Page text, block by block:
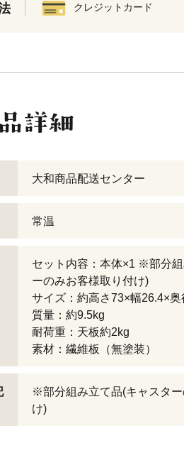
クレジットカード
大和商品配送センター
常温
セット内容：本体×1 ※部分
ーのみお客様取り付け)
サイズ：約高さ73×幅26.4×奥
質量：約9.5kg
耐荷重：天板約2kg
素材：繊維板（無塗装）
※部分組み立て品(キャスタ
け)